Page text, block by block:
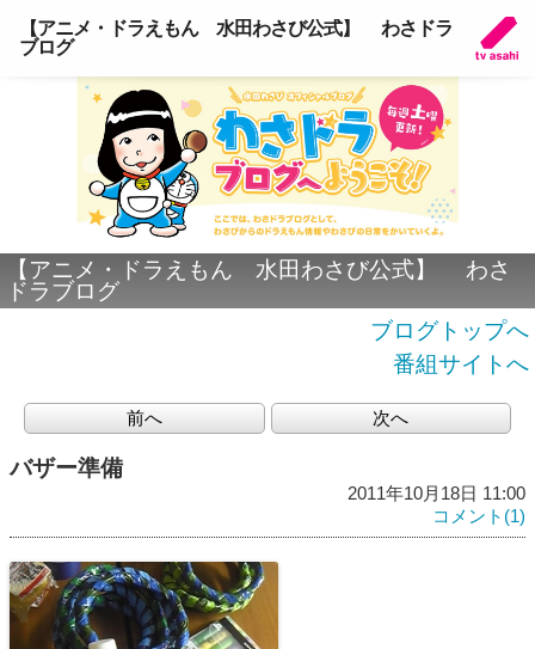
【アニメ・ドラえもん 水田わさび公式】 わさドラ
ブログ
【アニメ・ドラえもん 水田わさび公式】 わさ
ドラブログ
ブログトップへ
番組サイトへ
前へ 次へ
バザー準備
2011年10月18日 11:00
コメント(1)